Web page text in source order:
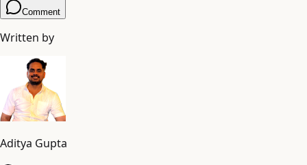
Comment
Written by
Aditya Gupta